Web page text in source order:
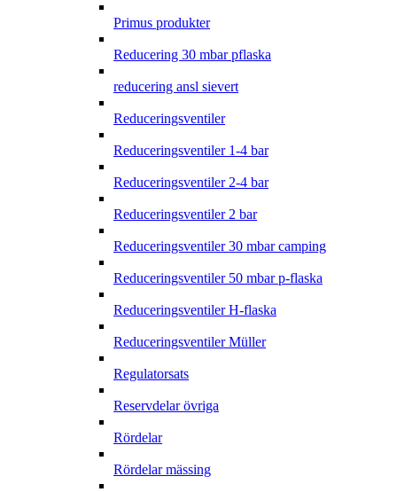
Primus produkter
Reducering 30 mbar pflaska
reducering ansl sievert
Reduceringsventiler
Reduceringsventiler 1-4 bar
Reduceringsventiler 2-4 bar
Reduceringsventiler 2 bar
Reduceringsventiler 30 mbar camping
Reduceringsventiler 50 mbar p-flaska
Reduceringsventiler H-flaska
Reduceringsventiler Müller
Regulatorsats
Reservdelar övriga
Rördelar
Rördelar mässing